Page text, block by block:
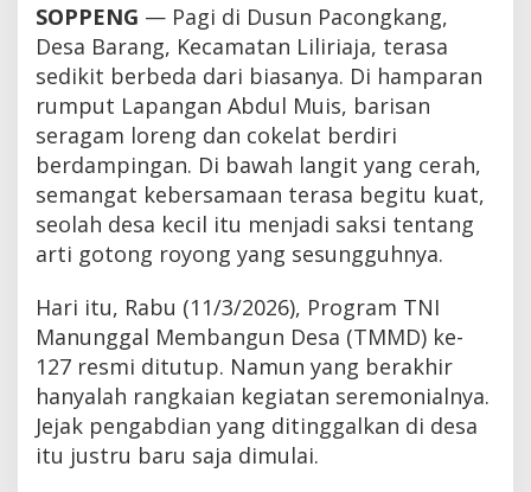
SOPPENG — Pagi di Dusun Pacongkang,
Desa Barang, Kecamatan Liliriaja, terasa
sedikit berbeda dari biasanya. Di hamparan
rumput Lapangan Abdul Muis, barisan
seragam loreng dan cokelat berdiri
berdampingan. Di bawah langit yang cerah,
semangat kebersamaan terasa begitu kuat,
seolah desa kecil itu menjadi saksi tentang
arti gotong royong yang sesungguhnya.
Hari itu, Rabu (11/3/2026), Program TNI
Manunggal Membangun Desa (TMMD) ke-
127 resmi ditutup. Namun yang berakhir
hanyalah rangkaian kegiatan seremonialnya.
Jejak pengabdian yang ditinggalkan di desa
itu justru baru saja dimulai.